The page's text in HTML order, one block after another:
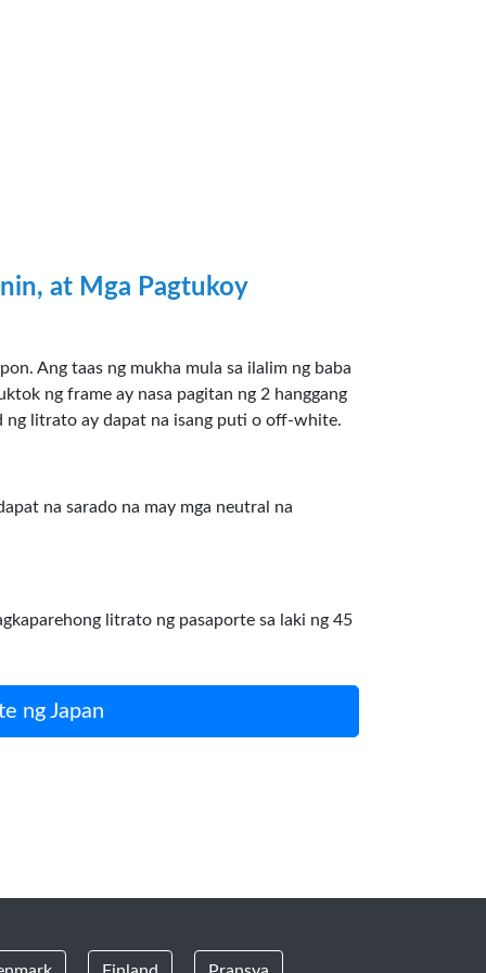
at Mga Pagtukoy
Ang taas ng mukha mula sa ilalim ng baba
ng frame ay nasa pagitan ng 2 hanggang
ng litrato ay dapat na isang puti o off-white.
na sarado na may mga neutral na
litrato ng pasaporte sa laki ng 45
ng Japan